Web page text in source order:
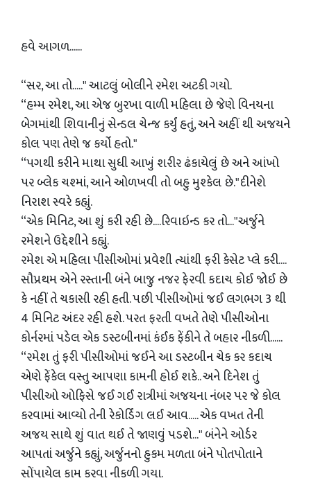
હવે આગળ......
“સર, આ તો....." આટલું બોલીને રમેશ અટકી ગયો.
“હમ્મ રમેશ, આ એજ બુરખા વાળી મહિલા છે જેણે વિનયના
બેગમાંથી શિવાનીનું સેન્ડલ ચેન્જ કર્યું હતું, અને અહીં થી અજયને
કોલ પણ તેણે જ કર્યો હતો."
“પગથી કરીને માથા સુધી આખું શરીર ઢંકાયેલું છે અને આંખો
પર બ્લેક ચશ્માં, આને ઓળખવી તો બહુ મુશ્કેલ છે."દીનેશે
નિરાશ સ્વરે કહ્યું.
“એક મિનિટ, આ શું કરી રહી છે....રિવાઇન્ડ કર તો..."અર્જુને
રમેશને ઉદ્દેશીને કહ્યું.
રમેશ એ મહિલા પીસીઓમાં પ્રવેશી ત્યાંથી ફરી કેસેટ પ્લે કરી....
સૌપ્રથમ એને રસ્તાની બંને બાજુ નજર ફેરવી કદાચ કોઈ જોઈ છે
કે નહીં તે ચકાસી રહી હતી. પછી પીસીઓમાં જઈ લગભગ 3 થી
4 મિનિટ અંદર રહી હશે. પરત ફરતી વખતે તેણે પીસીઓના
કોર્નરમાં પડેલ એક ડસ્ટબીનમાં કંઈક ફેંકીને તે બહાર નીકળી......
“રમેશ તું ફરી પીસીઓમાં જઈને આ ડસ્ટબીન ચેક કર કદાચ
એણે ફેંકેલ વસ્તુ આપણા કામની હોઈ શકે.. અને દિનેશ તું
પીસીઓ ઓફિસે જઈ ગઈ રાત્રીમાં અજયના નંબર પર જે કોલ
કરવામાં આવ્યો તેની રેકોર્ડિંગ લઈ આવ..... એક વખત તેની
અજય સાથે શું વાત થઈ તે જાણવું પડશે..." બંનેને ઓર્ડર
આપતાં અર્જુને કહ્યું, અર્જુનનો હુકમ મળતા બંને પોતપોતાને
સોંપાયેલ કામ કરવા નીકળી ગયા.